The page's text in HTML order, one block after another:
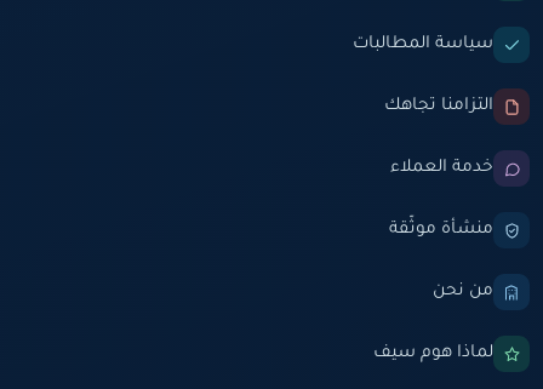
سياسة المطالبات
التزامنا تجاهك
خدمة العملاء
منشأة موثّقة
من نحن
لماذا هوم سيف